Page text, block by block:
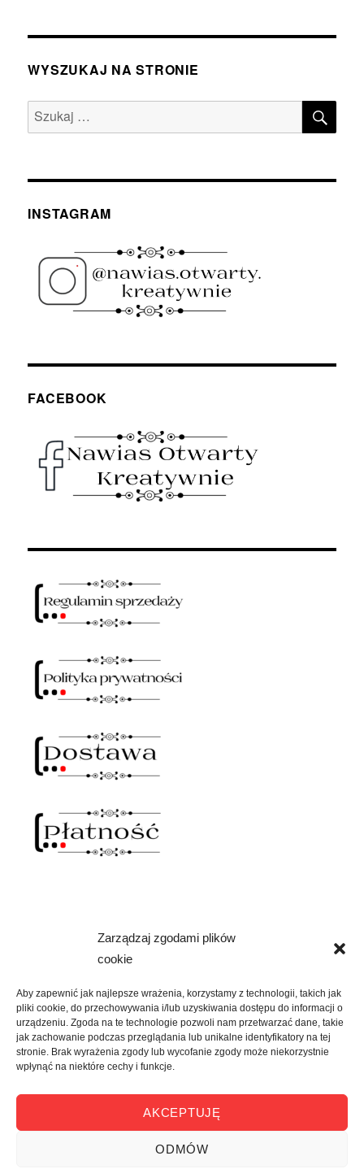
Zarządzaj zgodami plików
cookie
Aby zapewnić jak najlepsze wrażenia, korzystamy z technologii, takich jak
pliki cookie, do przechowywania i/lub uzyskiwania dostępu do informacji o
urządzeniu. Zgoda na te technologie pozwoli nam przetwarzać dane, takie
jak zachowanie podczas przeglądania lub unikalne identyfikatory na tej
stronie. Brak wyrażenia zgody lub wycofanie zgody może niekorzystnie
wpłynąć na niektóre cechy i funkcje.
AKCEPTUJĘ
ODMÓW
WYSZUKAJ NA STRONIE
Szukaj:
INSTAGRAM
FACEBOOK
NAWIAS OTWARTY
SKLEP
menu
potomne
KREATYWNIE
rozwiń
menu
potomne
KULTURALNIE
rozwiń
potomne
POLITYKA PRYWATNOŚĆI